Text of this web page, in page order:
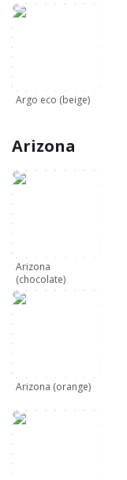
Argo eco (beige)
Arizona
Arizona
(chocolate)
Arizona (orange)